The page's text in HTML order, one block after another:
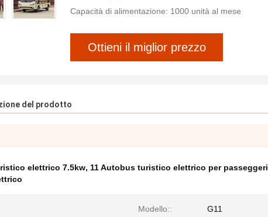
Capacità di alimentazione: 1000 unità al mese
Ottieni il miglior prezzo
del prodotto
elettrico 7.5kw, 11 Autobus turistico elettrico per passeggeri
Modello:: G11